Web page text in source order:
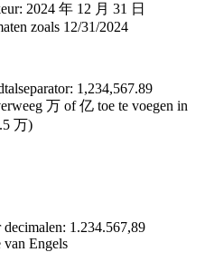
2024 年 12 月 31 日
zoals 12/31/2024
1,234,567.89
万 of 亿 toe te voegen in
万)
1.234.567,89
van Engels